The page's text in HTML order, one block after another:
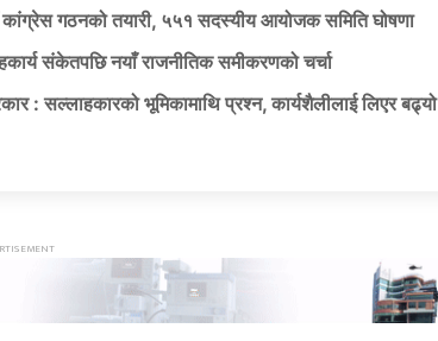
गठनको तयारी, ५५१ सदस्यीय आयोजक समिति घोषणा
संकेतपछि नयाँ राजनीतिक समीकरणको चर्चा
: सल्लाहकारको भूमिकामाथि प्रश्न, कार्यशैलीलाई लिएर बढ्यो